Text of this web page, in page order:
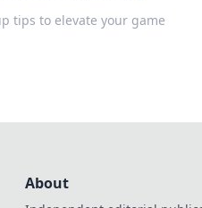
tips to elevate your game
About